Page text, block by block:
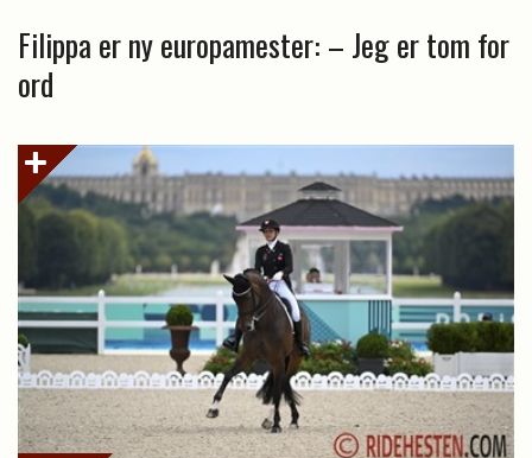
Filippa er ny europamester: – Jeg er tom for
ord